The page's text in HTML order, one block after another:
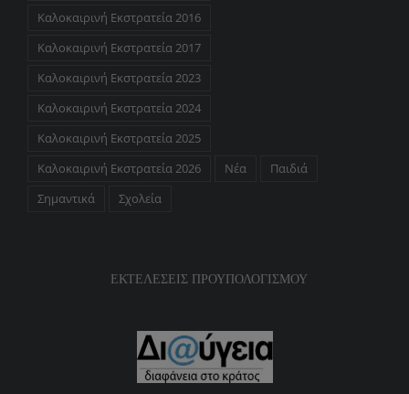
Καλοκαιρινή Εκστρατεία 2016
Καλοκαιρινή Εκστρατεία 2017
Καλοκαιρινή Εκστρατεία 2023
Καλοκαιρινή Εκστρατεία 2024
Καλοκαιρινή Εκστρατεία 2025
Καλοκαιρινή Εκστρατεία 2026
Νέα
Παιδιά
Σημαντικά
Σχολεία
ΕΚΤΕΛΕΣΕΙΣ ΠΡΟΥΠΟΛΟΓΙΣΜΟΥ